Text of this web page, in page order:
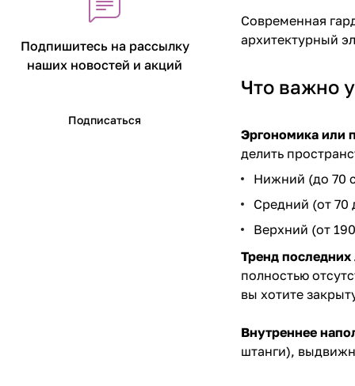
Современная
архитектурный
Что важно
Эргономика или
делить
Нижний (до 70
Средний (от 70
Верхний (от
Тренд последних
полностью
вы хотите
Внутреннее
штанги),
Подпишитесь на рассылку
наших новостей и акций
Подписаться